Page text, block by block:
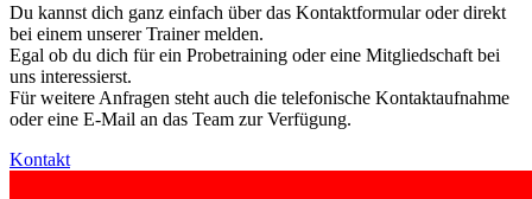
Du kannst dich ganz einfach über das Kontaktformular oder direkt
bei einem unserer Trainer melden.
Egal ob du dich für ein Probetraining oder eine Mitgliedschaft bei
uns interessierst.
Für weitere Anfragen steht auch die telefonische Kontaktaufnahme
oder eine E-Mail an das Team zur Verfügung.
Kontakt